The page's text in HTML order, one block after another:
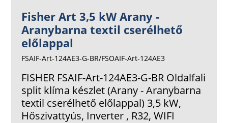
Fisher Art 3,5 kW Arany -
Aranybarna textil cserélhető
előlappal
FSAIF-Art-124AE3-G-BR/FSOAIF-Art-124AE3
FISHER FSAIF-Art-124AE3-G-BR Oldalfali
split klíma készlet (Arany - Aranybarna
textil cserélhető előlappal) 3,5 kW,
Hőszivattyús, Inverter , R32, WIFI